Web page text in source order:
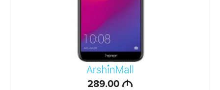
289.00 M